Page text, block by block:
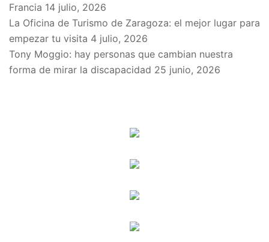
Francia 14 julio, 2026
La Oficina de Turismo de Zaragoza: el mejor lugar para
empezar tu visita 4 julio, 2026
Tony Moggio: hay personas que cambian nuestra
forma de mirar la discapacidad 25 junio, 2026